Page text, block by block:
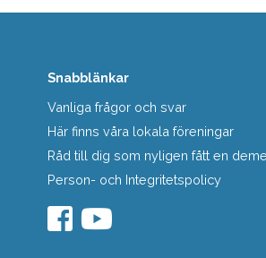
Snabblänkar
Vanliga frågor och svar
Här finns våra lokala föreningar
Råd till dig som nyligen fått en
Person- och Integritetspolicy